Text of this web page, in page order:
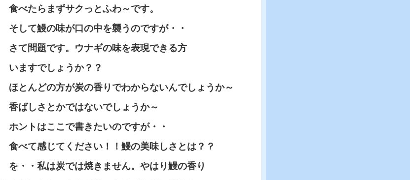
食べたらまずサクっとふわ～です。
そして鰻の味が口の中を襲うのですが・・
さて問題です。ウナギの味を表現できる方
いますでしょうか？？
ほとんどの方が炭の香りでわからないんでしょうか～
香ばしさとかではないでしょうか～
ホントはここで書きたいのですが・・
食べて感じてください！！鰻の美味しさとは？？
を・・私は炭では焼きません。やはり鰻の香り